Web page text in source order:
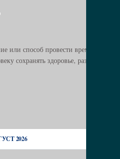
или способ провести время, это
сохранять здоровье, развивать
2026